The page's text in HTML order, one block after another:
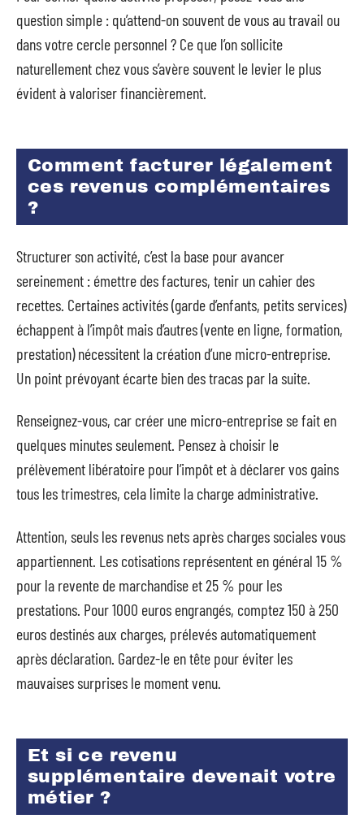
question simple : qu’attend-on souvent de vous au travail ou
dans votre cercle personnel ? Ce que l’on sollicite
naturellement chez vous s’avère souvent le levier le plus
évident à valoriser financièrement.
Comment facturer légalement
ces revenus complémentaires
?
Structurer son activité, c’est la base pour avancer
sereinement : émettre des factures, tenir un cahier des
recettes. Certaines activités (garde d’enfants, petits services)
échappent à l’impôt mais d’autres (vente en ligne, formation,
prestation) nécessitent la création d’une micro-entreprise.
Un point prévoyant écarte bien des tracas par la suite.
Renseignez-vous, car créer une micro-entreprise se fait en
quelques minutes seulement. Pensez à choisir le
prélèvement libératoire pour l’impôt et à déclarer vos gains
tous les trimestres, cela limite la charge administrative.
Attention, seuls les revenus nets après charges sociales vous
appartiennent. Les cotisations représentent en général 15 %
pour la revente de marchandise et 25 % pour les
prestations. Pour 1000 euros engrangés, comptez 150 à 250
euros destinés aux charges, prélevés automatiquement
après déclaration. Gardez-le en tête pour éviter les
mauvaises surprises le moment venu.
Et si ce revenu
supplémentaire devenait votre
métier ?